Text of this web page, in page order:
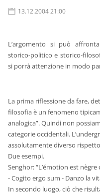
13.12.2004 21:00
L’argomento si può
storico-politico e storico-
si porrà attenzione in modo
La prima riflessione da fare,
filosofia è un fenomeno
analogica”. Quindi non
categorie occidentali.
assolutamente diverso
Due esempi.
Senghor: “L’émotion est
- Cogito ergo sum - Danzo la
In secondo luogo, ciò che